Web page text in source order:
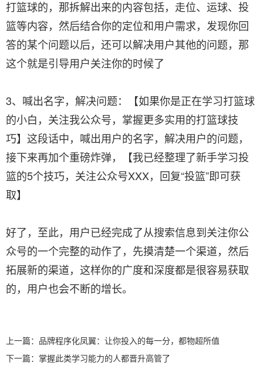
打篮球的，那拆解出来的内容包括，走位、运球、投
篮等内容，然后结合你的定位和用户需求，发现你回
答的某个问题以后，还可以解决用户其他的问题，那
这个就是引导用户关注你的时候了
3、喊出名字，解决问题：【如果你是正在学习打篮球
的小白，关注我公众号，掌握更多实用的打篮球技
巧】这段话中，喊出用户的名字，解决用户的问题，
接下来再加个重磅炸弹，【我已经整理了新手学习投
篮的5个技巧，关注公众号XXX，回复“投篮”即可获
取】
好了，至此，用户已经完成了从搜索信息到关注你公
众号的一个完整的动作了，先摸清楚一个渠道，然后
拓展新的渠道，这样你的广度和深度都是很容易获取
的，用户也会不断的增长。
上一篇： 品牌程序化凤翼：让你投入的每一分，都物超所值
下一篇： 掌握此类学习能力的人都晋升高管了